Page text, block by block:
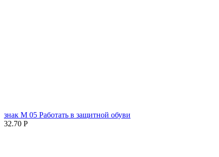
знак М 05 Работать в защитной обуви
32.70 Р